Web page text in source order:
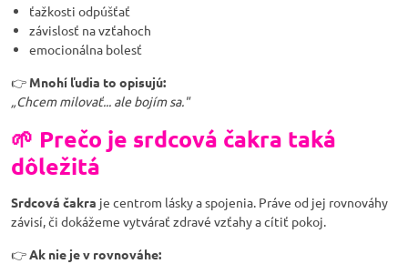
ťažkosti odpúšťať
závislosť na vzťahoch
emocionálna bolesť
👉 Mnohí ľudia to opisujú:
„Chcem milovať... ale bojím sa."
🌱 Prečo je srdcová čakra taká
dôležitá
Srdcová čakra je centrom lásky a spojenia. Práve od jej rovnováhy
závisí, či dokážeme vytvárať zdravé vzťahy a cítiť pokoj.
👉 Ak nie je v rovnováhe: